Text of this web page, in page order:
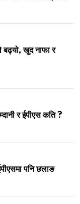
बढ्यो, खुद नाफा र
र ईपीएस कति ?
पनि छलाङ